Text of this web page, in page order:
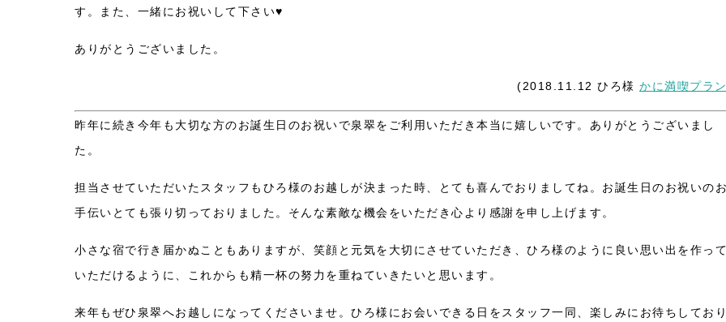
す。また、一緒にお祝いして下さい♥
ありがとうございました。
(2018.11.12 ひろ様 かに満喫プラ
昨年に続き今年も大切な方のお誕生日のお祝いで泉翠をご利用いただき本当に嬉しいです。ありがとうございまし
た。
担当させていただいたスタッフもひろ様のお越しが決まった時、とても喜んでおりましてね。お誕生日のお祝いの
手伝いとても張り切っておりました。そんな素敵な機会をいただき心より感謝を申し上げます。
小さな宿で行き届かぬこともありますが、笑顔と元気を大切にさせていただき、ひろ様のように良い思い出を作っ
いただけるように、これからも精一杯の努力を重ねていきたいと思います。
来年もぜひ泉翠へお越しになってくださいませ。ひろ様にお会いできる日をスタッフ一同、楽しみにお待ちしてお